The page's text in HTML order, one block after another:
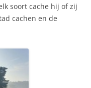
soort cache hij of zij
cachen en de